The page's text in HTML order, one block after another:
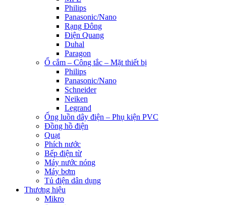
Philips
Panasonic/Nano
Rạng Đông
Điện Quang
Duhal
Paragon
Ổ cắm – Công tắc – Mặt thiết bị
Philips
Panasonic/Nano
Schneider
Neiken
Legrand
Ống luồn dây điện – Phụ kiện PVC
Đồng hồ điện
Quạt
Phích nước
Bếp điện từ
Máy nước nóng
Máy bơm
Tủ điện dân dụng
Thương hiệu
Mikro